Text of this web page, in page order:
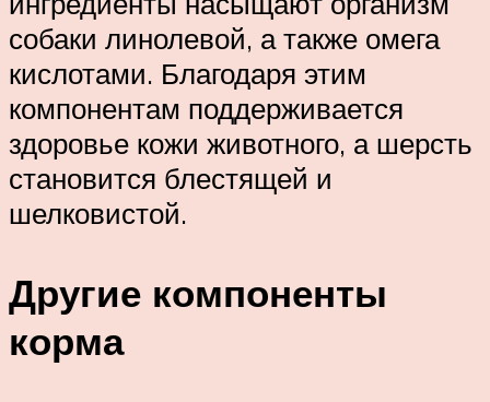
собаки линолевой, а также омега
кислотами. Благодаря этим
компонентам поддерживается
здоровье кожи животного, а шерсть
становится блестящей и
шелковистой.
Другие компоненты
корма